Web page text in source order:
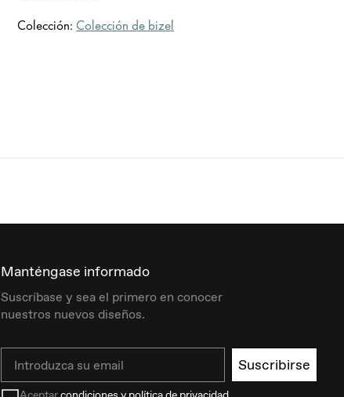
Colección: Colección de bizel
Manténgase informado
Suscríbase y sea el primero en conocer
nuestros nuevos diseños.
Suscribirse